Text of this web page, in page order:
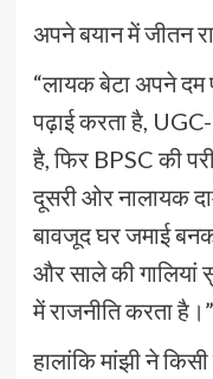
अपने बयान में जीतन
“लायक बेटा अपने दम
पढ़ाई करता है,
है, फिर BPSC की
दूसरी ओर नालायक
बावजूद घर जमाई
और साले की
में राजनीति करता है।”
हालांकि मांझी ने